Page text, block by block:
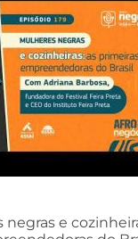
negras e